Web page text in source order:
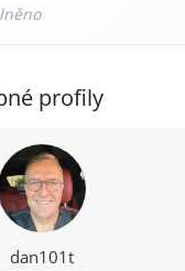
profily
dan101t